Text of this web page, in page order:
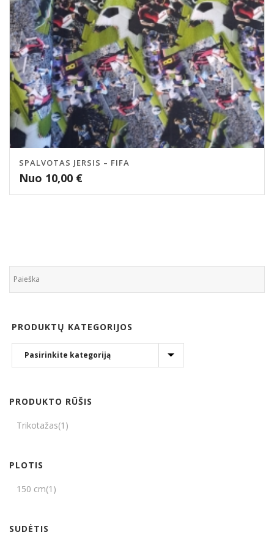
SPALVOTAS JERSIS – FIFA
Nuo 10,00 €
PRODUKTŲ KATEGORIJOS
PRODUKTO RŪŠIS
Trikotažas(1)
PLOTIS
150 cm(1)
SUDĖTIS